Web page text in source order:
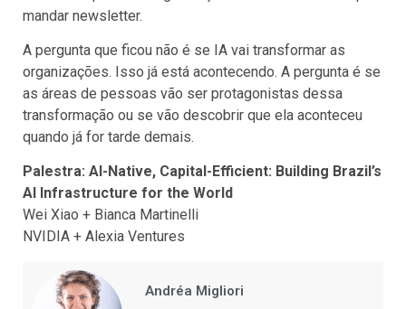
mandar newsletter.
A pergunta que ficou não é se IA vai transformar as
organizações. Isso já está acontecendo. A pergunta é se
as áreas de pessoas vão ser protagonistas dessa
transformação ou se vão descobrir que ela aconteceu
quando já for tarde demais.
Palestra: AI-Native, Capital-Efficient: Building Brazil’s
AI Infrastructure for the World
Wei Xiao + Bianca Martinelli
NVIDIA + Alexia Ventures
Andréa Migliori